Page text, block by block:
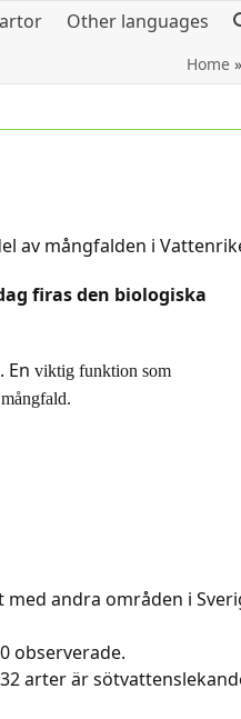
Other languages
Home»
av mångfalden i
firas den biologiska
Enviktig funktion som
andra områden i
observerade.
arter är